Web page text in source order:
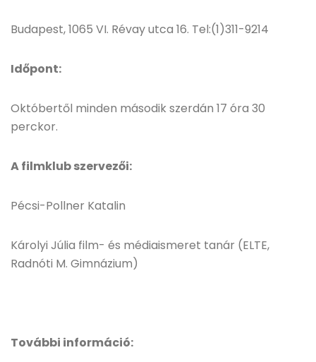
Budapest, 1065 VI. Révay utca 16. Tel:(1)311-9214
Időpont:
Októbertől minden második szerdán 17 óra 30
perckor.
A filmklub szervezői:
Pécsi-Pollner Katalin
Károlyi Júlia film- és médiaismeret tanár (ELTE,
Radnóti M. Gimnázium)
További információ: